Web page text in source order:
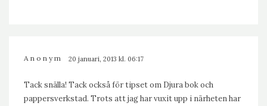
Anonym 20 januari, 2013 kl. 06:17
Tack snälla! Tack också för tipset om Djura bok och
pappersverkstad. Trots att jag har vuxit upp i närheten har